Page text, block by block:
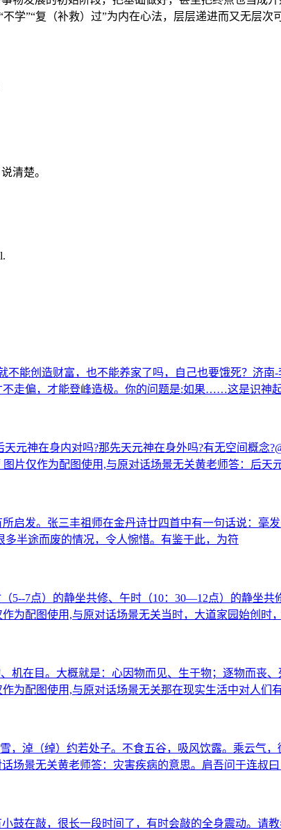
学”“复（补救）过”为内在心法，层层递进而又无层
清楚。
能创造财富，也不能养家了吗，自己也要饿死？济
走偏，才能登峰造极。你的问题是:如果……这是识神
元神在身内对吗?那先天元神在身外吗?有无空间概念
片仅作为配图使用,与原对话场景无关黄老师答：后天
启发。张三丰祖师在金丹诗廿四首中有一句话说：毫
半途而废的情况，令人惋惜。有鉴于此，为符
5--7点）的静坐共修、午时（10：30―12点）的静坐
为配图使用,与原对话场景无关当时，大道家园始创时
机在目。大概就是：心因物而见、生于物；逐物而丧
为配图使用,与原对话场景无关那在现实生活中对人们
，淖（绰）约若处子。不食五谷，吸风饮露。乘云气
场景无关黄老师答：灾害疾病的意思。肩吾问于连叔
鼓在敲，很长一段时间了，有时会敲的全身震动。请